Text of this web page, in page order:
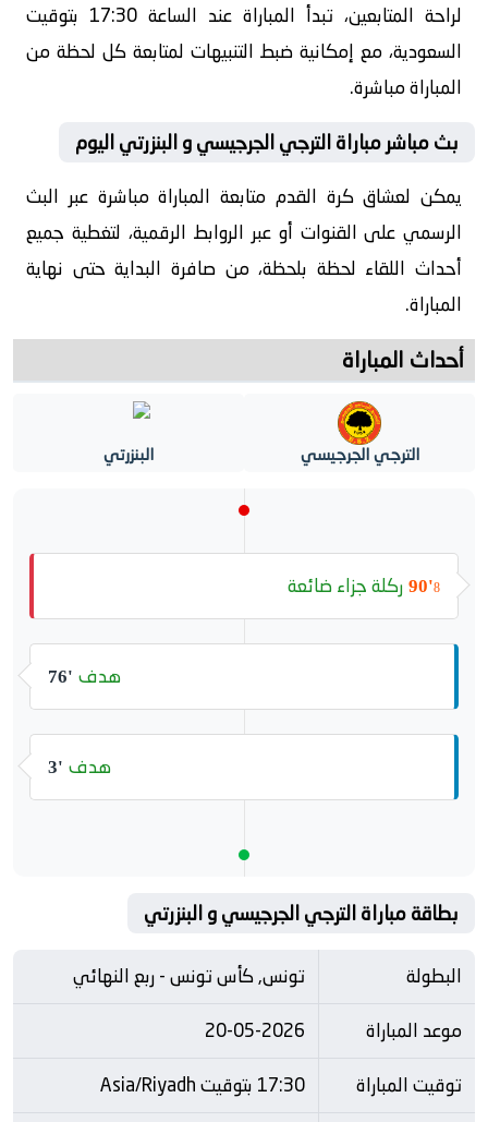
لراحة المتابعين، تبدأ المباراة عند الساعة 17:30 بتوقيت
السعودية، مع إمكانية ضبط التنبيهات لمتابعة كل لحظة من
المباراة مباشرة.
بث مباشر مباراة الترجي الجرجيسي و البنزرتي اليوم
يمكن لعشاق كرة القدم متابعة المباراة مباشرة عبر البث
الرسمي على القنوات أو عبر الروابط الرقمية، لتغطية جميع
أحداث اللقاء لحظة بلحظة، من صافرة البداية حتى نهاية
المباراة.
أحداث المباراة
الترجي الجرجيسي البنزرتي
90'8 ركلة جزاء ضائعة
76' هدف
3' هدف
بطاقة مباراة الترجي الجرجيسي و البنزرتي
البطولة
تونس, كأس تونس - ربع النهائي
موعد المباراة
20-05-2026
توقيت المباراة
17:30 بتوقيت Asia/Riyadh